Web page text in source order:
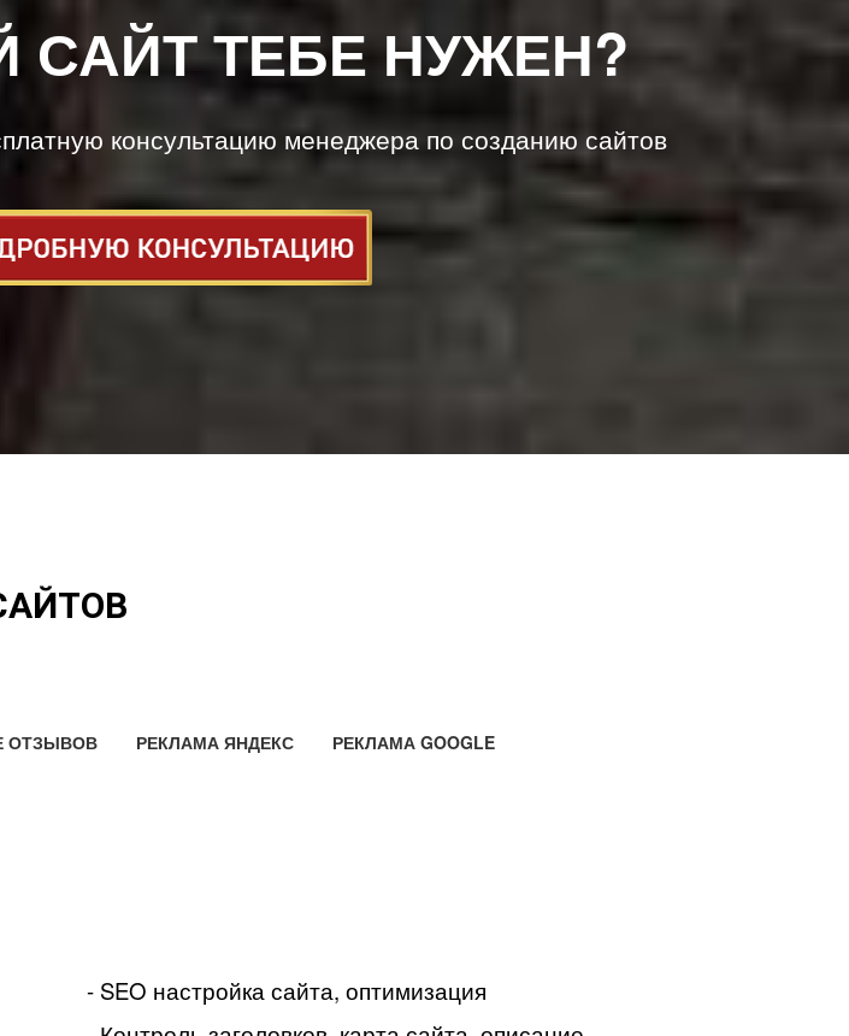
САЙТ ТЕБЕ НУЖЕН?
консультацию менеджера по созданию сайтов
ОТЗЫВОВ РЕКЛАМА ЯНДЕКС РЕКЛАМА GOOGLE
- SEO настройка сайта, оптимизация